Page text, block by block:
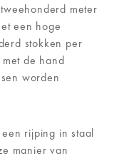
meter
een hoge
stokken per
de hand
worden
rijping in staal
manier van